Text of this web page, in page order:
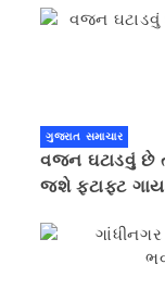
ગુજરાત સમાચાર
વજન ઘટાડવું છે
જશે ફટાફટ